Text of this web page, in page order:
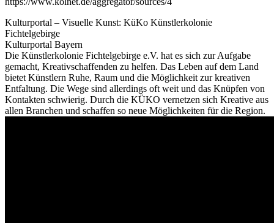
Kulturportal – Visuelle Kunst: KüKo Künstlerkolonie
Fichtelgebirge
Kulturportal Bayern
Die Künstlerkolonie Fichtelgebirge e.V. hat es sich zur Aufgabe
gemacht, Kreativschaffenden zu helfen. Das Leben auf dem Land
bietet Künstlern Ruhe, Raum und die Möglichkeit zur kreativen
Entfaltung. Die Wege sind allerdings oft weit und das Knüpfen von
Kontakten schwierig. Durch die KÜKO vernetzen sich Kreative aus
allen Branchen und schaffen so neue Möglichkeiten für die Region.